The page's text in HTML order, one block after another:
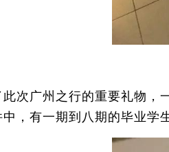
广州之行的重要礼物，
，有一期到八期的毕业学